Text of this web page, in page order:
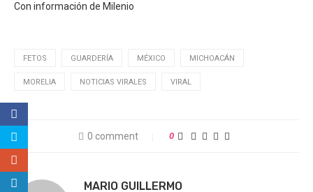
Con información de Milenio
FETOS GUARDERÍA MÉXICO MICHOACÁN
MORELIA NOTICIAS VIRALES VIRAL
0 comment 0
MARIO GUILLERMO